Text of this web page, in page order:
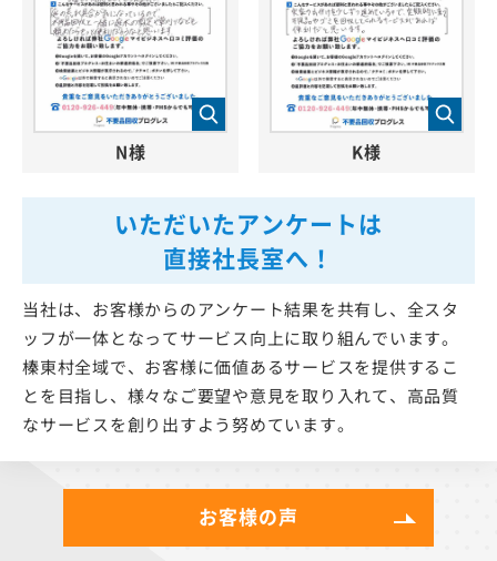
いただいたアンケートは
直接社長室へ！
当社は、お客様からのアンケート結果を共有し、全スタ
ッフが一体となってサービス向上に取り組んでいます。
榛東村全域で、お客様に価値あるサービスを提供するこ
とを目指し、様々なご要望や意見を取り入れて、高品質
なサービスを創り出すよう努めています。
N様 K様
お客様の声